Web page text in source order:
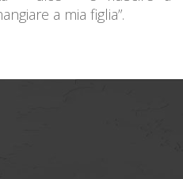
a mia figlia”.